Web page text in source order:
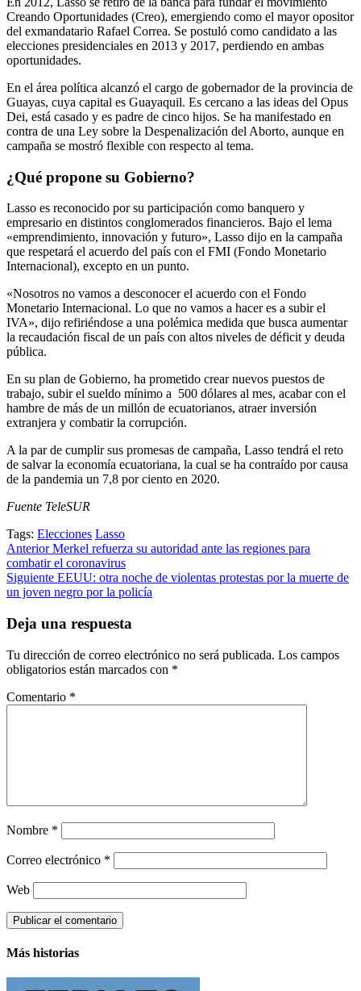
Creando Oportunidades (Creo), emergiendo como el mayor opositor
del exmandatario Rafael Correa. Se postuló como candidato a las
elecciones presidenciales en 2013 y 2017, perdiendo en ambas
oportunidades.
En el área política alcanzó el cargo de gobernador de la provincia de
Guayas, cuya capital es Guayaquil. Es cercano a las ideas del Opus
Dei, está casado y es padre de cinco hijos. Se ha manifestado en
contra de una Ley sobre la Despenalización del Aborto, aunque en
campaña se mostró flexible con respecto al tema.
¿Qué propone su Gobierno?
Lasso es reconocido por su participación como banquero y
empresario en distintos conglomerados financieros. Bajo el lema
«emprendimiento, innovación y futuro», Lasso dijo en la campaña
que respetará el acuerdo del país con el FMI (Fondo Monetario
Internacional), excepto en un punto.
«Nosotros no vamos a desconocer el acuerdo con el Fondo
Monetario Internacional. Lo que no vamos a hacer es a subir el
IVA», dijo refiriéndose a una polémica medida que busca aumentar
la recaudación fiscal de un país con altos niveles de déficit y deuda
pública.
En su plan de Gobierno, ha prometido crear nuevos puestos de
trabajo, subir el sueldo mínimo a 500 dólares al mes, acabar con el
hambre de más de un millón de ecuatorianos, atraer inversión
extranjera y combatir la corrupción.
A la par de cumplir sus promesas de campaña, Lasso tendrá el reto
de salvar la economía ecuatoriana, la cual se ha contraído por causa
de la pandemia un 7,8 por ciento en 2020.
Fuente TeleSUR
Tags: Elecciones Lasso
Post
navigation
AnteriorMerkel refuerza su autoridad ante las regiones para
combatir el coronavirus
Siguiente EEUU: otra noche de violentas protestas por la muerte de
un joven negro por la policía
Deja una respuesta
Tu dirección de correo electrónico no será publicada. Los campos
obligatorios están marcados con *
Comentario *
Nombre *
Correo electrónico *
Web
Más historias